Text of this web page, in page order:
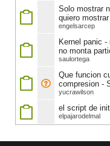
Solo mostrar
quiero
engelsarcep
Kernel panic
no monta
saulortega
Que funcion
compresion -
yucrawilson
el script de
elpajarodelmal